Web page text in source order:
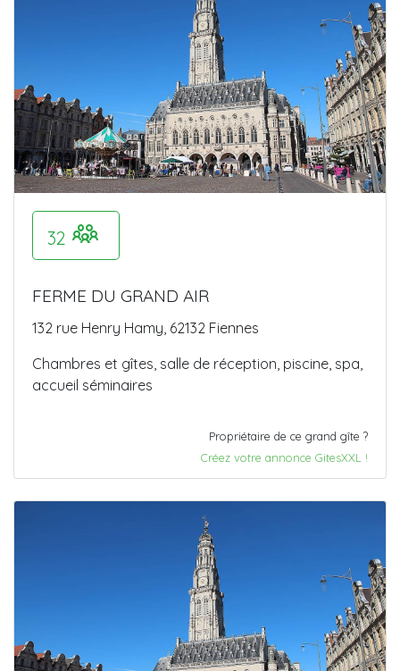
32
FERME DU GRAND AIR
132 rue Henry Hamy, 62132 Fiennes
Chambres et gîtes, salle de réception, piscine, spa,
accueil séminaires
Propriétaire de ce grand gîte ?
Créez votre annonce GitesXXL !